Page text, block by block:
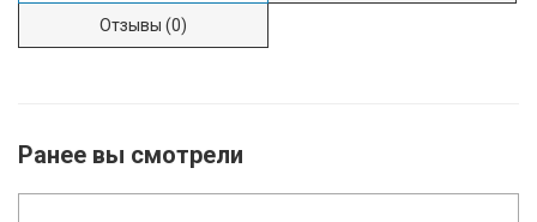
Отзывы (0)
Ранее вы смотрели